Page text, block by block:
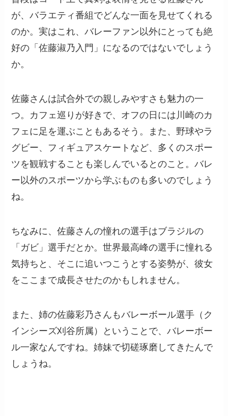
が、バラエティ番組でどんな一面を見せてくれる
のか。実はこれ、バレーファン以外にとっても絶
好の「佐藤淑乃入門」になるのではないでしょう
か。
佐藤さんは試合外での親しみやすさも魅力の一
つ。カフェ巡りが好きで、オフの日には川崎のカ
フェに足を運ぶこともあるそう。また、野球やラ
グビー、フィギュアスケートなど、多くのスポー
ツを観戦することも楽しんでいるとのこと。バレ
ー以外のスポーツから学ぶものも多いのでしょう
ね。
ちなみに、佐藤さんの憧れの選手はブラジルの
「ガビ」選手だとか。世界最高峰の選手に憧れる
気持ちと、そこに追いつこうとする姿勢が、彼女
をここまで成長させたのかもしれません。
また、姉の佐藤彩乃さんもバレーボール選手（ク
インシーズ刈谷所属）ということで、バレーボー
ル一家なんですね。姉妹で切磋琢磨してきたんで
しょうね。